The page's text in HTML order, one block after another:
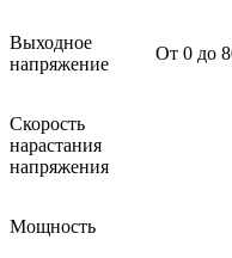
Выходное
напряжение
От 0 до
Скорость
нарастания
напряжения
Мощность